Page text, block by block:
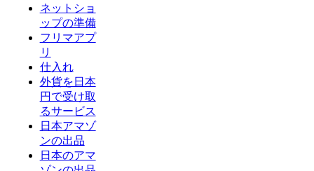
ネットショ
ップの準備
フリマアプ
リ
仕入れ
外貨を日本
円で受け取
るサービス
日本アマゾ
ンの出品
日本のアマ